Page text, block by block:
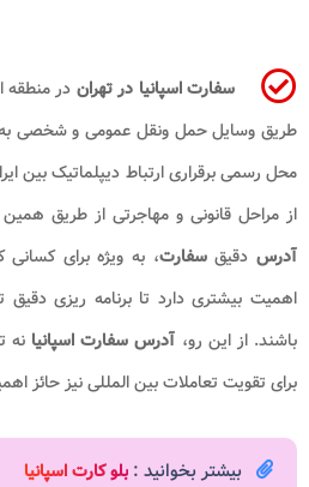
سفارت اسپانیا در تهران در منطقه
طریق وسایل حمل ونقل عمومی و شخصی
محل رسمی برقراری ارتباط دیپلماتیک بین
از مراحل قانونی و مهاجرتی از طریق
آدرس دقیقسفارت، به ویژه برای
اهمیت بیشتری دارد تا برنامه ریزی
باشند. از این رو، آدرس سفارت اسپانیانه
برای تقویت تعاملات بین المللی نیز حائز
بیشتر بخوانید : بلو کارت اسپانیا